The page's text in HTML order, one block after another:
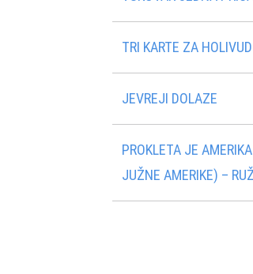
TRI KARTE ZA HOLIVUD
JEVREJI DOLAZE
PROKLETA JE
JUŽNE AMERIKE) –